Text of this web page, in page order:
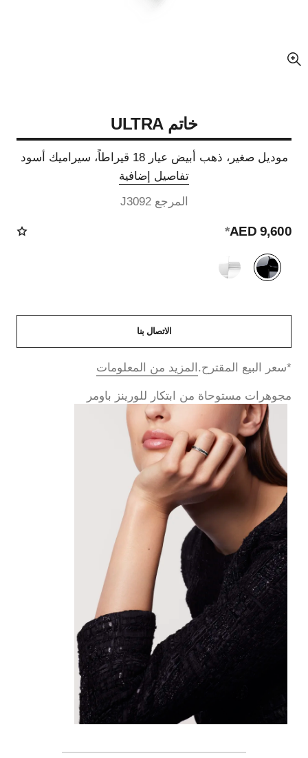
عرض مكبّر عن الصورة
خاتم ULTRA
موديل صغير، ذهب أبيض عيار 18 قيراطاً، سيراميك أسود
تفاصيل إضافية
المرجع J3092
9,600 AED
*
الصيغة البديلة
الاتصال بنا
↩
*سعر البيع المقترح. المزيد من المعلومات
مجوهرات مستوحاة من ابتكار للورينز باومر